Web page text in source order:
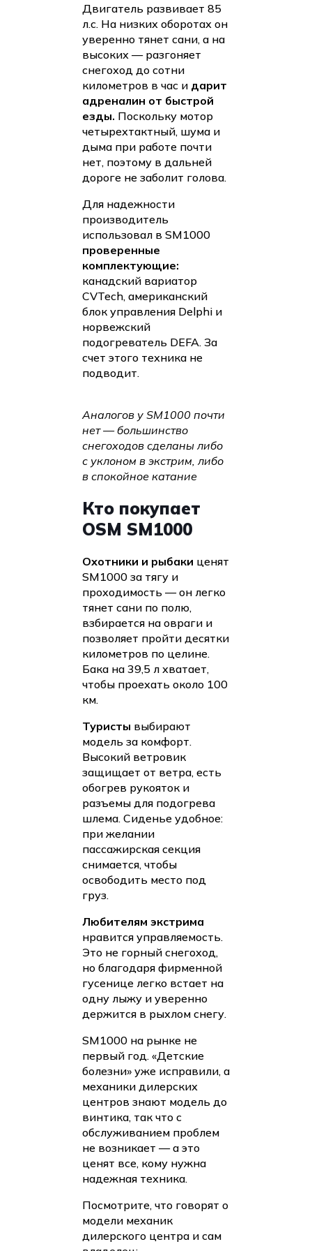
Двигатель развивает 85
л.с. На низких оборотах он
уверенно тянет сани, а на
высоких — разгоняет
снегоход до сотни
километров в час и дарит
адреналин от быстрой
езды. Поскольку мотор
четырехтактный, шума и
дыма при работе почти
нет, поэтому в дальней
дороге не заболит голова.
Для надежности
производитель
использовал в SM1000
проверенные
комплектующие:
канадский вариатор
CVTech, американский
блок управления Delphi и
норвежский
подогреватель DEFA. За
счет этого техника не
подводит.
Аналогов у SM1000 почти
нет — большинство
снегоходов сделаны либо
с уклоном в экстрим, либо
в спокойное катание
Кто покупает
OSM SM1000
Охотники и рыбаки ценят
SM1000 за тягу и
проходимость — он легко
тянет сани по полю,
взбирается на овраги и
позволяет пройти десятки
километров по целине.
Бака на 39,5 л хватает,
чтобы проехать около 100
км.
Туристы выбирают
модель за комфорт.
Высокий ветровик
защищает от ветра, есть
обогрев рукояток и
разъемы для подогрева
шлема. Сиденье удобное:
при желании
пассажирская секция
снимается, чтобы
освободить место под
груз.
Любителям экстрима
нравится управляемость.
Это не горный снегоход,
но благодаря фирменной
гусенице легко встает на
одну лыжу и уверенно
держится в рыхлом снегу.
SM1000 на рынке не
первый год. «Детские
болезни» уже исправили, а
механики дилерских
центров знают модель до
винтика, так что с
обслуживанием проблем
не возникает — а это
ценят все, кому нужна
надежная техника.
Посмотрите, что говорят о
модели механик
дилерского центра и сам